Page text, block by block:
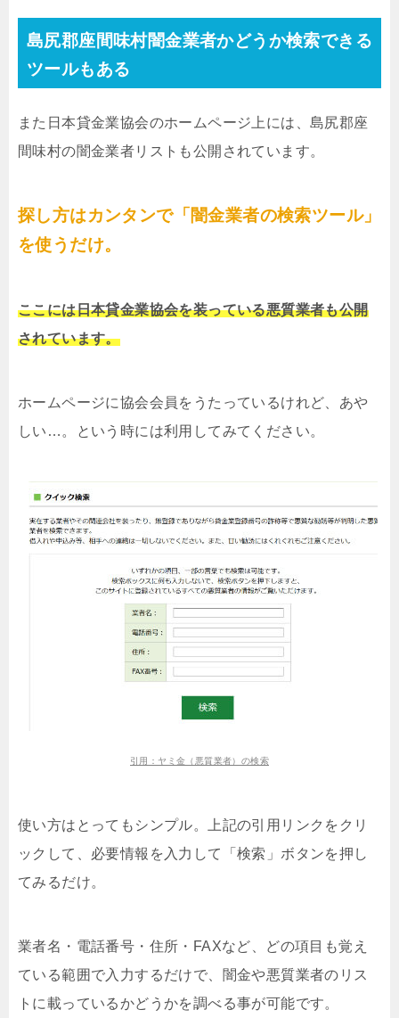
島尻郡座間味村闇金業者かどうか検索できる
ツールもある
また日本貸金業協会のホームページ上には、島尻郡座
間味村の闇金業者リストも公開されています。
探し方はカンタンで「闇金業者の検索ツール」
を使うだけ。
ここには日本貸金業協会を装っている悪質業者も公開
されています。
ホームページに協会会員をうたっているけれど、あや
しい…。という時には利用してみてください。
引用：ヤミ金（悪質業者）の検索
使い方はとってもシンプル。上記の引用リンクをクリ
ックして、必要情報を入力して「検索」ボタンを押し
てみるだけ。
業者名・電話番号・住所・FAXなど、どの項目も覚え
ている範囲で入力するだけで、闇金や悪質業者のリス
トに載っているかどうかを調べる事が可能です。